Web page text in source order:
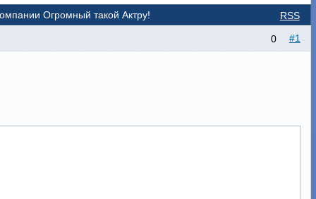
RSS
Огромный такой Актру!
#1
0